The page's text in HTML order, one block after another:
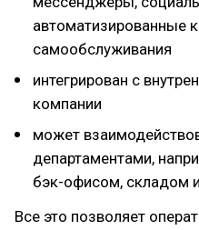
автоматизированные
самообслуживания
интегрирован с
компании
может
департаментами,
бэк-офисом, складом
Все это позволяет